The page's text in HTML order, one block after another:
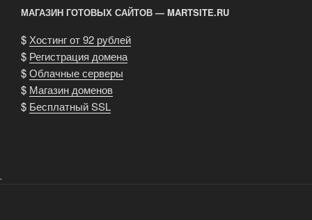
МАГАЗИН ГОТОВЫХ САЙТОВ — MARTSITE.RU
$ Хостинг от 92 рублей
$ Регистрация домена
$Облачные серверы
$ Магазин доменов
$ Бесплатный SSL
.